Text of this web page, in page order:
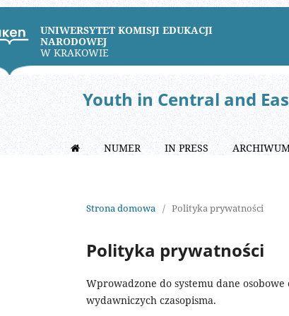
UNIWERSYTET KOMISJI EDUKACJI
NARODOWEJ
W KRAKOWIE
Youth in Central and
NUMER IN PRESS
Strona domowa / Polityka prywatności
Polityka prywatności
Wprowadzone do systemu dane
wydawniczych czasopisma.